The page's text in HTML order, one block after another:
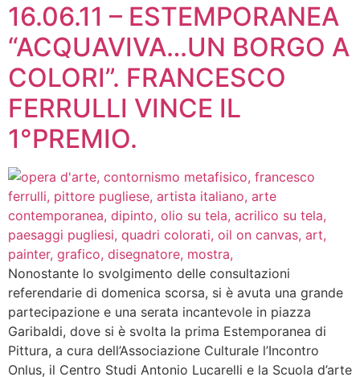
16.06.11 – ESTEMPORANEA
“ACQUAVIVA…UN BORGO A
COLORI”. FRANCESCO
FERRULLI VINCE IL
1°PREMIO.
Nonostante lo svolgimento delle consultazioni
referendarie di domenica scorsa, si è avuta una grande
partecipazione e una serata incantevole in piazza
Garibaldi, dove si è svolta la prima Estemporanea di
Pittura, a cura dell’Associazione Culturale l’Incontro
Onlus, il Centro Studi Antonio Lucarelli e la Scuola d’arte